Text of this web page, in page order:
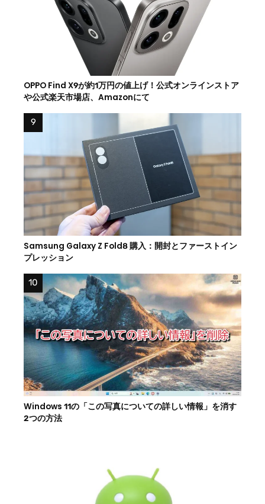
OPPO Find X9が約1万円の値上げ！公式オンラインストア
や公式楽天市場店、Amazonにて
Samsung Galaxy Z Fold8 購入：開封とファーストイン
プレッション
Windows 11の「この写真についての詳しい情報」を消す
2つの方法